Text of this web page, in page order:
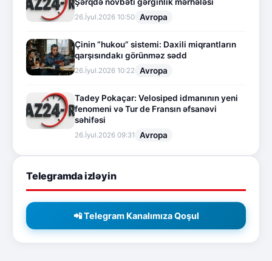
Şərqdə növbəti gərginlik mərhələsi
26.İyul.2026 10:50 Avropa
Çinin “hukou” sistemi: Daxili miqrantların
qarşısındakı görünməz sədd
26.İyul.2026 10:22 Avropa
Tadey Pokaçar: Velosiped idmanının yeni
fenomeni və Tur de Fransın əfsanəvi
səhifəsi
26.İyul.2026 09:31 Avropa
Telegramda izləyin
📲 Telegram Kanalımıza Qoşul